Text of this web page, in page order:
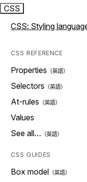
CSS
CSS: Styling
CSS REFERENCE
Properties
Selectors
At-rules
Values
See all…
CSS GUIDES
Box model